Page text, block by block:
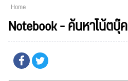
Home
Notebook - ค้นหาโน้ตบุ๊ค